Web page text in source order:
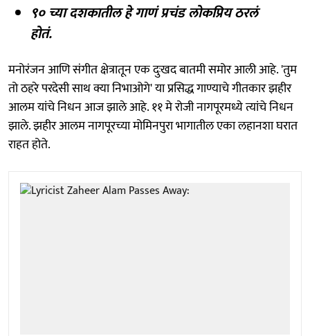
९० च्या दशकातील हे गाणं प्रचंड लोकप्रिय ठरलं
होतं.
मनोरंजन आणि संगीत क्षेत्रातून एक दुःखद बातमी समोर आली आहे. 'तुम
तो ठहरे परदेसी साथ क्या निभाओगे' या प्रसिद्ध गाण्याचे गीतकार झहीर
आलम यांचे निधन आज झाले आहे. ११ मे रोजी नागपूरमध्ये त्यांचे निधन
झाले. झहीर आलम नागपूरच्या मोमिनपुरा भागातील एका लहानशा घरात
राहत होते.